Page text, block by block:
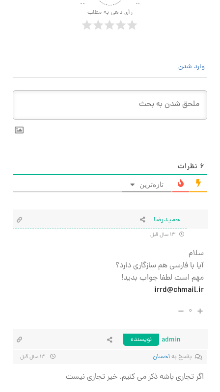
رأی دهی به مطلب
وارد شدن
۶ نظرات
تازه‌ترین
حمیدرضا
سلام
آیا با فارسی هم سازگاری دارد؟
مهم است لطفا جواب بدید!
irrd@chmail.ir
۰
admin
نویسنده
پاسخ بهاحسان
اگر تجاری باشه ذکر می کنیم. خیر تجاری نیست